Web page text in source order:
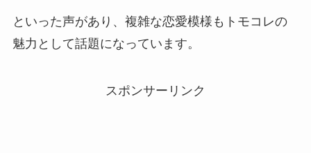
といった声があり、複雑な恋愛模様もトモコレの
魅力として話題になっています。
スポンサーリンク